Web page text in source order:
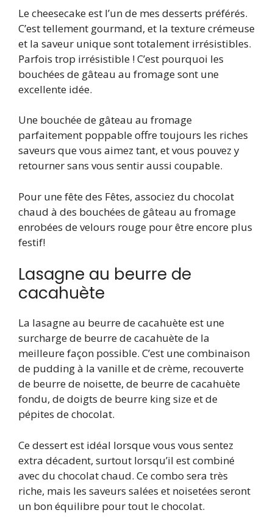
Le cheesecake est l’un de mes desserts préférés.
C’est tellement gourmand, et la texture crémeuse
et la saveur unique sont totalement irrésistibles.
Parfois trop irrésistible ! C’est pourquoi les
bouchées de gâteau au fromage sont une
excellente idée.
Une bouchée de gâteau au fromage
parfaitement poppable offre toujours les riches
saveurs que vous aimez tant, et vous pouvez y
retourner sans vous sentir aussi coupable.
Pour une fête des Fêtes, associez du chocolat
chaud à des bouchées de gâteau au fromage
enrobées de velours rouge pour être encore plus
festif!
Lasagne au beurre de
cacahuète
La lasagne au beurre de cacahuète est une
surcharge de beurre de cacahuète de la
meilleure façon possible. C’est une combinaison
de pudding à la vanille et de crème, recouverte
de beurre de noisette, de beurre de cacahuète
fondu, de doigts de beurre king size et de
pépites de chocolat.
Ce dessert est idéal lorsque vous vous sentez
extra décadent, surtout lorsqu’il est combiné
avec du chocolat chaud. Ce combo sera très
riche, mais les saveurs salées et noisetées seront
un bon équilibre pour tout le chocolat.